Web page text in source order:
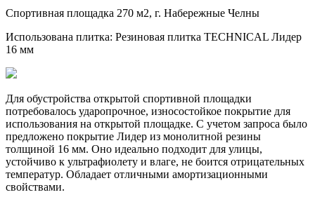
Спортивная площадка 270 м2, г. Набережные Челны
Использована плитка: Резиновая плитка TECHNICAL Лидер
16 мм
Для обустройства открытой спортивной площадки
потребовалось ударопрочное, износостойкое покрытие для
использования на открытой площадке. С учетом запроса было
предложено покрытие Лидер из монолитной резины
толщиной 16 мм. Оно идеально подходит для улицы,
устойчиво к ультрафиолету и влаге, не боится отрицательных
температур. Обладает отличными амортизационными
свойствами.